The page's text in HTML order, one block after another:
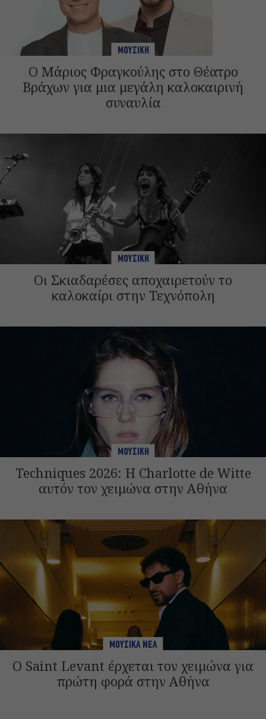
ΜΟΥΣΙΚΗ
Ο Μάριος Φραγκούλης στο Θέατρο
Βράχων για μια μεγάλη καλοκαιρινή
συναυλία
ΜΟΥΣΙΚΗ
Οι Σκιαδαρέσες αποχαιρετούν το
καλοκαίρι στην Τεχνόπολη
ΜΟΥΣΙΚΗ
Techniques 2026: Η Charlotte de Witte
αυτόν τον χειμώνα στην Αθήνα
ΜΟΥΣΙΚΑ ΝΕΑ
Ο Saint Levant έρχεται τον χειμώνα για
πρώτη φορά στην Αθήνα